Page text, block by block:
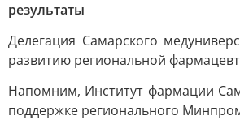
результаты
Делегация Самарского
развитию региональной
Напомним, Институт фармации
поддержке регионального